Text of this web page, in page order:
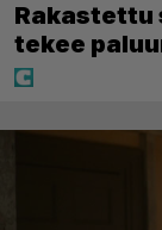
Rakastettu
tekee